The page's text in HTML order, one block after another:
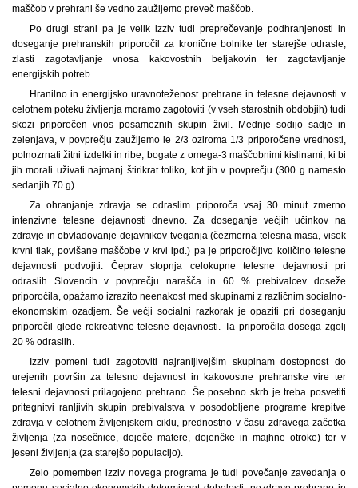
maščob v prehrani še vedno zaužijemo preveč maščob.
Po drugi strani pa je velik izziv tudi preprečevanje podhranjenosti in
doseganje prehranskih priporočil za kronične bolnike ter starejše odrasle,
zlasti zagotavljanje vnosa kakovostnih beljakovin ter zagotavljanje
energijskih potreb.
Hranilno in energijsko uravnoteženost prehrane in telesne dejavnosti v
celotnem poteku življenja moramo zagotoviti (v vseh starostnih obdobjih) tudi
skozi priporočen vnos posameznih skupin živil. Mednje sodijo sadje in
zelenjava, v povprečju zaužijemo le 2/3 oziroma 1/3 priporočene vrednosti,
polnozrnati žitni izdelki in ribe, bogate z omega-3 maščobnimi kislinami, ki bi
jih morali uživati najmanj štirikrat toliko, kot jih v povprečju (300 g namesto
sedanjih 70 g).
Za ohranjanje zdravja se odraslim priporoča vsaj 30 minut zmerno
intenzivne telesne dejavnosti dnevno. Za doseganje večjih učinkov na
zdravje in obvladovanje dejavnikov tveganja (čezmerna telesna masa, visok
krvni tlak, povišane maščobe v krvi ipd.) pa je priporočljivo količino telesne
dejavnosti podvojiti. Čeprav stopnja celokupne telesne dejavnosti pri
odraslih Slovencih v povprečju narašča in 60 % prebivalcev doseže
priporočila, opažamo izrazito neenakost med skupinami z različnim socialno-
ekonomskim ozadjem. Še večji socialni razkorak je opaziti pri doseganju
priporočil glede rekreativne telesne dejavnosti. Ta priporočila dosega zgolj
20 % odraslih.
Izziv pomeni tudi zagotoviti najranljivejšim skupinam dostopnost do
urejenih površin za telesno dejavnost in kakovostne prehranske vire ter
telesni dejavnosti prilagojeno prehrano. Še posebno skrb je treba posvetiti
pritegnitvi ranljivih skupin prebivalstva v posodobljene programe krepitve
zdravja v celotnem življenjskem ciklu, prednostno v času zdravega začetka
življenja (za nosečnice, doječe matere, dojenčke in majhne otroke) ter v
jeseni življenja (za starejšo populacijo).
Zelo pomemben izziv novega programa je tudi povečanje zavedanja o